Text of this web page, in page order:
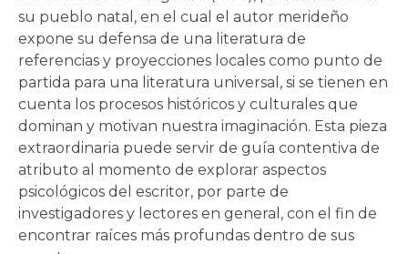
su pueblo natal, en el cual el autor merideño
expone su defensa de una literatura de
referencias y proyecciones locales como punto de
partida para una literatura universal, si se tienen en
cuenta los procesos históricos y culturales que
dominan y motivan nuestra imaginación. Esta pieza
extraordinaria puede servir de guía contentiva de
atributo al momento de explorar aspectos
psicológicos del escritor, por parte de
investigadores y lectores en general, con el fin de
encontrar raíces más profundas dentro de sus